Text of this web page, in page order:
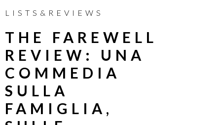
LISTS&REVIEWS
THE FAREWELL
REVIEW: UNA
COMMEDIA
SULLA
FAMIGLIA,